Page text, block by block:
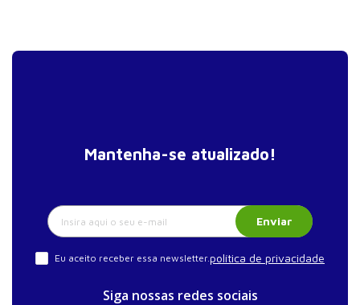
Mantenha-se atualizado!
Enviar
Eu aceito receber essa newsletter.política de privacidade
Siga nossas redes sociais